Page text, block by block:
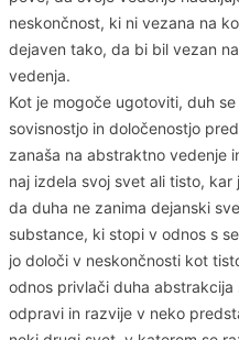
neskončnost, ki ni vezana na
dejaven tako, da bi bil vezan
vedenja.
Kot je mogoče ugotoviti, duh
sovisnostjo in določenostjo
zanaša na abstraktno vedenje
naj izdela svoj svet ali tisto,
da duha ne zanima dejanski
substance, ki stopi v odnos s
jo določi v neskončnosti kot
odnos privlači duha
odpravi in razvije v neko